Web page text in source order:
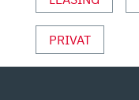
PRIVAT